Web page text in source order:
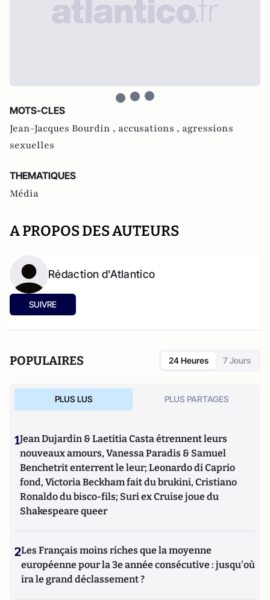
MOTS-CLES
Jean-Jacques Bourdin , accusations , agressions
sexuelles
THEMATIQUES
Média
A PROPOS DES AUTEURS
Rédaction d'Atlantico
SUIVRE
POPULAIRES 24 Heures 7 Jours
PLUS LUS PLUS PARTAGES
1Jean Dujardin & Laetitia Casta étrennent leurs
nouveaux amours, Vanessa Paradis & Samuel
Benchetrit enterrent le leur; Leonardo di Caprio
fond, Victoria Beckham fait du brukini, Cristiano
Ronaldo du bisco-fils; Suri ex Cruise joue du
Shakespeare queer
2Les Français moins riches que la moyenne
européenne pour la 3e année consécutive : jusqu'où
ira le grand déclassement ?